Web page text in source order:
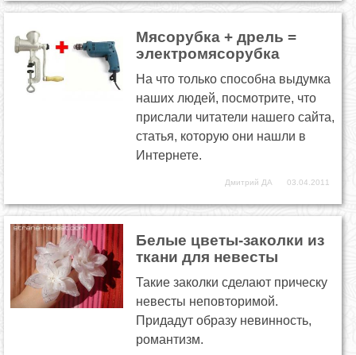
Мясорубка + дрель =
электромясорубка
На что только способна выдумка
наших людей, посмотрите, что
прислали читатели нашего сайта,
статья, которую они нашли в
Интернете.
Дмитрий ДА 03.04.2011
Белые цветы-заколки из
ткани для невесты
Такие заколки сделают прическу
невесты неповторимой.
Придадут образу невинность,
романтизм.